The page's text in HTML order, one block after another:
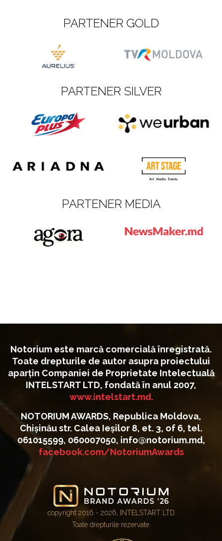
PARTENER GOLD
PARTENER SILVER
PARTENER MEDIA
Notorium este marcă comercială înregistrată.
Toate drepturile de autor asupra proiectului
aparțin Companiei de Proprietate Intelectuală
INTELSTART LTD, fondată în anul 2007,
www.intelstart.md.
NOTORIUM AWARDS, Republica Moldova,
Chișinău str. Calea Ieșilor 8, et. 3, of 6, tel.
061015599, 060007050, info@notorium.md,
facebook.com/NotoriumAwards
copyright 2016 - 2026, INTELSTART LTD
Toate drepturile rezervate.